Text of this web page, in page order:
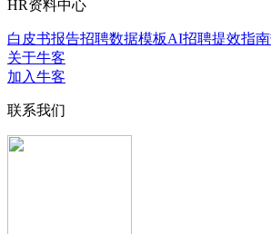
HR资料中心
白皮书报告招聘数据模板AI招聘提效指南
关于牛客
加入牛客
联系我们